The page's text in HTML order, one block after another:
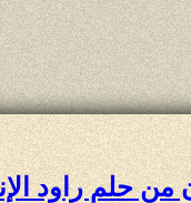
من حلم راود